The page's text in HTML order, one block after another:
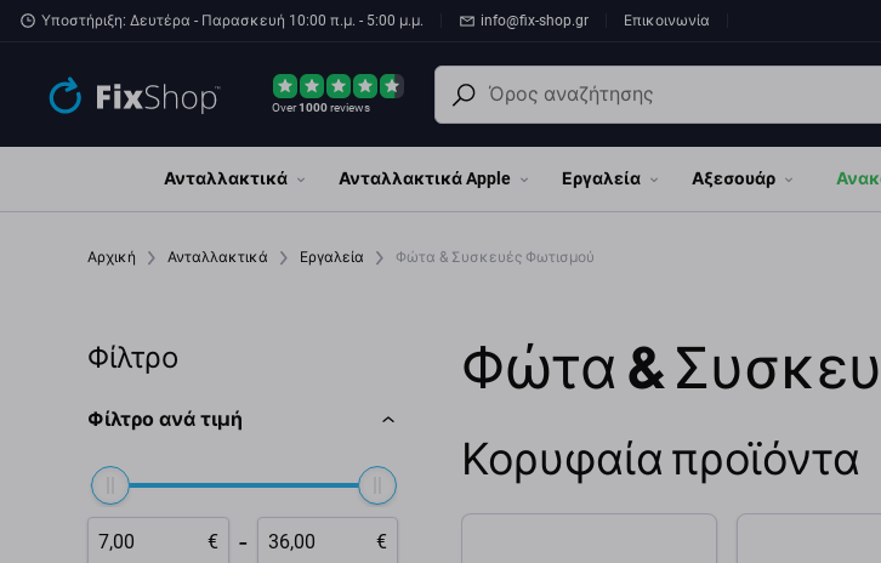
Παράβλεψη στο κύριο περιεχόμενο
Υποστήριξη: Δευτέρα - Παρασκευή 10:00 π.μ. - 5:00 μ.μ. info@fix-shop.gr Επικοινωνία
Over1000reviews
Ανταλλακτικά Ανταλλακτικά Apple Εργαλεία Αξεσουάρ
Αρχική Ανταλλακτικά Εργαλεία Φώτα & Συσκευές Φωτισμού
Φίλτρο
Φίλτρο ανά τιμή
€ - €
Φώτα &
Κορυφαία προϊόντα